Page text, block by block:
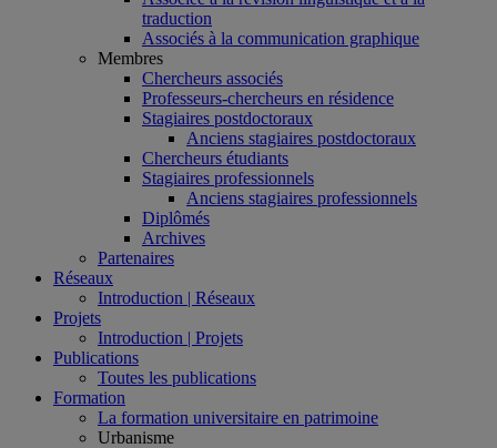
traduction
Associés à la communication graphique
Membres
Chercheurs associés
Professeurs-chercheurs en résidence
Stagiaires postdoctoraux
Anciens stagiaires postdoctoraux
Chercheurs étudiants
Stagiaires professionnels
Anciens stagiaires professionnels
Diplômés
Archives
Partenaires
Réseaux
Introduction | Réseaux
Projets
Introduction | Projets
Publications
Toutes les publications
Formation
La formation universitaire en patrimoine
Urbanisme